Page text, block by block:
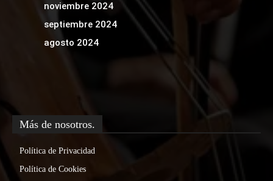
noviembre 2024
septiembre 2024
agosto 2024
Más de nosotros.
Política de Privacidad
Política de Cookies